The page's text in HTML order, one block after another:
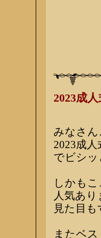
2023成
みなさ
2023成
でビシ
しかも
人気あ
見た目
またベ